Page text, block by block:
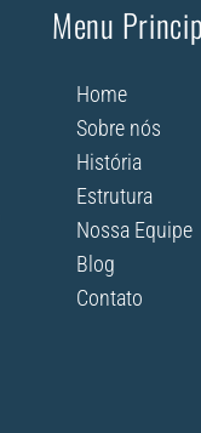
Menu
Home
Sobre nós
História
Estrutura
Nossa Equipe
Blog
Contato